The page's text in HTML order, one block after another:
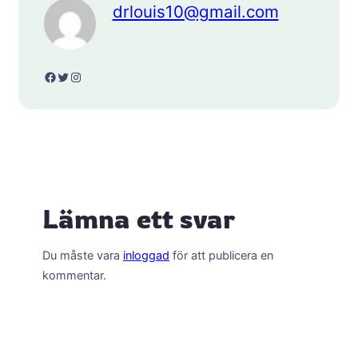
drlouis10@gmail.com
Facebook Twitter Instagram
Lämna ett svar
Du måste vara inloggad för att publicera en
kommentar.